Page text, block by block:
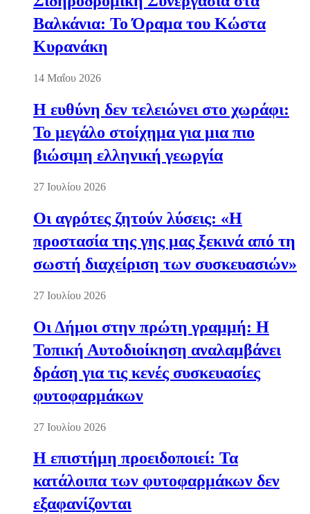
Βαλκάνια: Το Όραμα του Κώστα
Κυρανάκη
14 Μαΐου 2026
Η ευθύνη δεν τελειώνει στο χωράφι:
Το μεγάλο στοίχημα για μια πιο
βιώσιμη ελληνική γεωργία
27 Ιουλίου 2026
Οι αγρότες ζητούν λύσεις: «Η
προστασία της γης μας ξεκινά από τη
σωστή διαχείριση των συσκευασιών»
27 Ιουλίου 2026
Οι Δήμοι στην πρώτη γραμμή: Η
Τοπική Αυτοδιοίκηση αναλαμβάνει
δράση για τις κενές συσκευασίες
φυτοφαρμάκων
27 Ιουλίου 2026
Η επιστήμη προειδοποιεί: Τα
κατάλοιπα των φυτοφαρμάκων δεν
εξαφανίζονται